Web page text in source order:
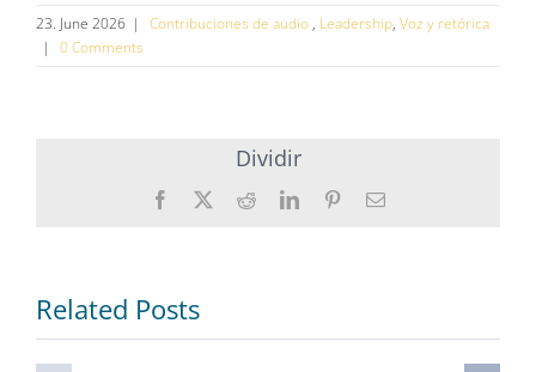
23. June 2026 | Contribuciones de audio , Leadership, Voz y retórica
|
0 Comments
Dividir
Facebook
RedditTwitter PinterestEsmalte
Related Posts